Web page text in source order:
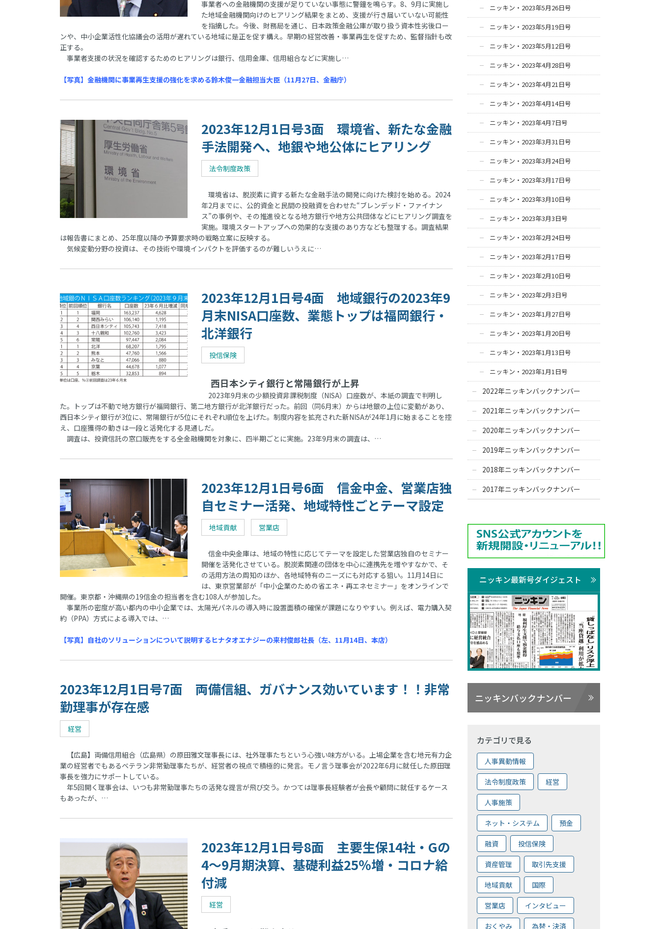
事業者への金融機関の支援が足りていない事態に警鐘を鳴らす。8、9月に実施し
た地域金融機関向けのヒアリング結果をまとめ、支援が行き届いていない可能性
を指摘した。今後、財務局を通じ、日本政策金融公庫が取り扱う資本性劣後ロー
ンや、中小企業活性化協議会の活用が遅れている地域に是正を促す構え。早期の経営改善・事業再生を促すため、監督指針も改
正する。
事業者支援の状況を確認するためのヒアリングは銀行、信用金庫、信用組合などに実施し…
【写真】金融機関に事業再生支援の強化を求める鈴木俊一金融担当大臣（11月27日、金融庁）
2023年12月1日号3面 環境省、新たな金融
手法開発へ、地銀や地公体にヒアリング
法令制度政策
環境省は、脱炭素に資する新たな金融手法の開発に向けた検討を始める。2024
年2月までに、公的資金と民間の投融資を合わせた“ブレンデッド・ファイナン
ス”の事例や、その推進役となる地方銀行や地方公共団体などにヒアリング調査を
実施。環境スタートアップへの効果的な支援のあり方なども整理する。調査結果
は報告書にまとめ、25年度以降の予算要求時の戦略立案に反映する。
気候変動分野の投資は、その技術や環境インパクトを評価するのが難しいうえに…
2023年12月1日号4面 地域銀行の2023年9
月末NISA口座数、業態トップは福岡銀行・
北洋銀行
投信保険
西日本シティ銀行と常陽銀行が上昇
2023年9月末の少額投資非課税制度（NISA）口座数が、本紙の調査で判明し
た。トップは不動で地方銀行が福岡銀行、第二地方銀行が北洋銀行だった。前回（同6月末）からは地銀の上位に変動があり、
西日本シティ銀行が3位に、常陽銀行が5位にそれぞれ順位を上げた。制度内容を拡充された新NISAが24年1月に始まることを控
え、口座獲得の動きは一段と活発化する見通しだ。
調査は、投資信託の窓口販売をする全金融機関を対象に、四半期ごとに実施。23年9月末の調査は、…
2023年12月1日号6面 信金中金、営業店独
自セミナー活発、地域特性ごとテーマ設定
地域貢献 営業店
信金中央金庫は、地域の特性に応じてテーマを設定した営業店独自のセミナー
開催を活発化させている。脱炭素関連の団体を中心に連携先を増やすなかで、そ
の活用方法の周知のほか、各地域特有のニーズにも対応する狙い。11月14日に
は、東京営業部が「中小企業のための省エネ・再エネセミナー」をオンラインで
開催。東京都・沖縄県の19信金の担当者を含む108人が参加した。
事業所の密度が高い都内の中小企業では、太陽光パネルの導入時に設置面積の確保が課題になりやすい。例えば、電力購入契
約（PPA）方式による導入では、…
【写真】自社のソリューションについて説明するヒナタオエナジーの来村俊郎社長（左、11月14日、本店）
2023年12月1日号7面 両備信組、ガバナンス効いています！！非常
勤理事が存在感
経営
【広島】両備信用組合（広島県）の原田雅文理事長には、社外理事たちという心強い味方がいる。上場企業を含む地元有力企
業の経営者でもあるベテラン非常勤理事たちが、経営者の視点で積極的に発言。モノ言う理事会が2022年6月に就任した原田理
事長を強力にサポートしている。
年5回開く理事会は、いつも非常勤理事たちの活発な提言が飛び交う。かつては理事長経験者が会長や顧問に就任するケース
もあったが、…
2023年12月1日号8面 主要生保14社・Gの
4～9月期決算、基礎利益25％増・コロナ給
付減
経営
ニッキン・2023年5月26日号
ニッキン・2023年5月19日号
ニッキン・2023年5月12日号
ニッキン・2023年4月28日号
ニッキン・2023年4月21日号
ニッキン・2023年4月14日号
ニッキン・2023年4月7日号
ニッキン・2023年3月31日号
ニッキン・2023年3月24日号
ニッキン・2023年3月17日号
ニッキン・2023年3月10日号
ニッキン・2023年3月3日号
ニッキン・2023年2月24日号
ニッキン・2023年2月17日号
ニッキン・2023年2月10日号
ニッキン・2023年2月3日号
ニッキン・2023年1月27日号
ニッキン・2023年1月20日号
ニッキン・2023年1月13日号
ニッキン・2023年1月1日号
2022年ニッキンバックナンバー
2021年ニッキンバックナンバー
2020年ニッキンバックナンバー
2019年ニッキンバックナンバー
2018年ニッキンバックナンバー
2017年ニッキンバックナンバー
ニッキン最新号ダイジェスト
ニッキンバックナンバー
カテゴリで見る
人事異動情報
法令制度政策 経営
人事施策
ネット・システム 預金
融資 投信保険
資産管理 取引先支援
地域貢献 国際
営業店 インタビュー
おくやみ 為替・決済